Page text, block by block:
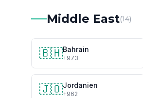
Middle East(14)
🇧🇭Bahrain
+973
🇯🇴Jordanien
+962